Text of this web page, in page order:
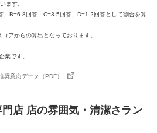
ます。
B=6-8回答、C=3-5回答、D=1-2回答として割合を算
アからの算出となっております。
業です。
奨意向データ（PDF）
店 店の雰囲気・清潔さラン